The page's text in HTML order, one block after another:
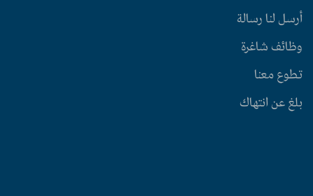
أرسل لنا رسالة
وظائف شاغرة
تطوع معنا
بلغ عن انتهاك